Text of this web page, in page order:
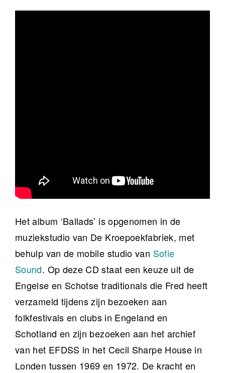
Het album ‘Ballads’ is opgenomen in de
muziekstudio van De Kroepoekfabriek, met
behulp van de mobile studio van Sofie
Sound. Op deze CD staat een keuze uit de
Engelse en Schotse traditionals die Fred heeft
verzameld tijdens zijn bezoeken aan
folkfestivals en clubs in Engeland en
Schotland en zijn bezoeken aan het archief
van het EFDSS in het Cecil Sharpe House in
Londen tussen 1969 en 1972. De kracht en